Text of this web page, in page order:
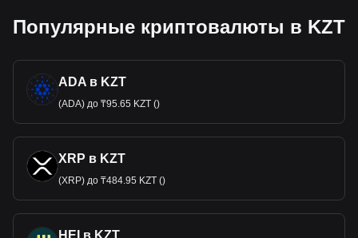
Популярные криптовалюты в KZT
ADA в KZT
(ADA) до ₸95.65 KZT ()
XRP в KZT
(XRP) до ₸484.95 KZT ()
HEI в KZT